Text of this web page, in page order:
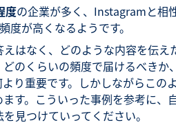
度の企業が多く、Instagramと相
が高くなるようです。
はなく、どのような内容を伝え
のくらいの頻度で届けるべきか
り重要です。しかしながらこの
す。こういった事例を参考に、
見つけていってください。